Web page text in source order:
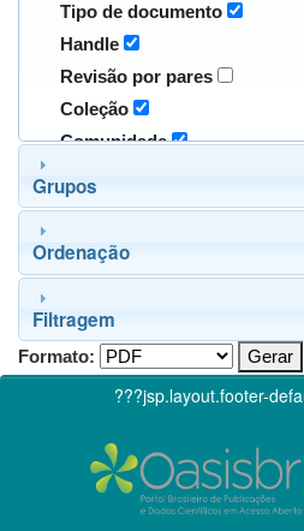
Tipo de documento
Handle
Revisão por pares
Coleção
Comunidade
Grupos
Ordenação
Filtragem
Formato:
???jsp.layout.footer-